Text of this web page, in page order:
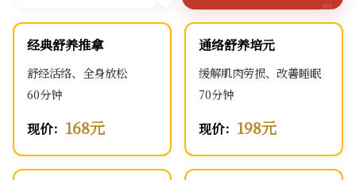
经典舒养推拿
舒经活络、全身放松
60分钟
现价： 168元
通络舒养培元
缓解肌肉劳损、改善睡眠
70分钟
现价： 198元